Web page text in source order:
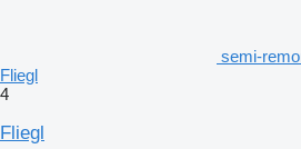
semi-
Fliegl
4
Fliegl